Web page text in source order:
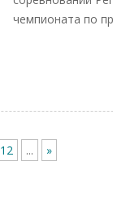
чемпионата по
12 ... »